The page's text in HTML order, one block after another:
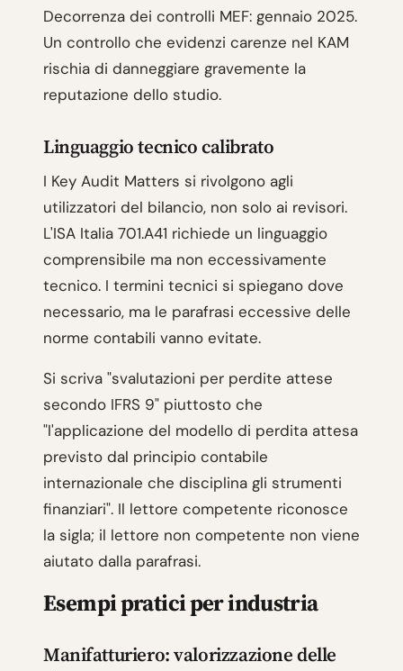
Decorrenza dei controlli MEF: gennaio 2025.
Un controllo che evidenzi carenze nel KAM
rischia di danneggiare gravemente la
reputazione dello studio.
Linguaggio tecnico calibrato
I Key Audit Matters si rivolgono agli
utilizzatori del bilancio, non solo ai revisori.
L'ISA Italia 701.A41 richiede un linguaggio
comprensibile ma non eccessivamente
tecnico. I termini tecnici si spiegano dove
necessario, ma le parafrasi eccessive delle
norme contabili vanno evitate.
Si scriva "svalutazioni per perdite attese
secondo IFRS 9" piuttosto che
"l'applicazione del modello di perdita attesa
previsto dal principio contabile
internazionale che disciplina gli strumenti
finanziari". Il lettore competente riconosce
la sigla; il lettore non competente non viene
aiutato dalla parafrasi.
Esempi pratici per industria
Manifatturiero: valorizzazione delle